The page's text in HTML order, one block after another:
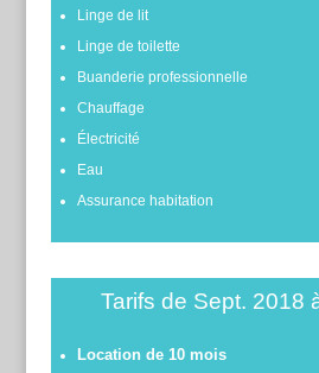
Linge de lit
Linge de toilette
Buanderie professionnelle
Chauffage
Électricité
Eau
Assurance habitation
Tarifs de Sept. 2018
Location de 10 mois